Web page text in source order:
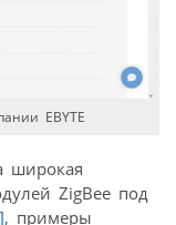
EBYTE
широкая
ZigBee под
примеры